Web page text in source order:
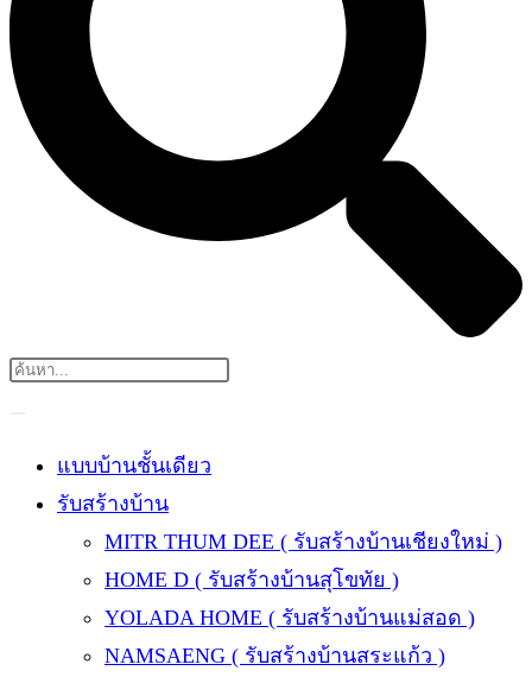
แบบบ้านชั้นเดียว
รับสร้างบ้าน
MITR THUM DEE ( รับสร้างบ้านเชียงใหม่ )
HOME D ( รับสร้างบ้านสุโขทัย )
YOLADA HOME ( รับสร้างบ้านแม่สอด )
NAMSAENG ( รับสร้างบ้านสระแก้ว )